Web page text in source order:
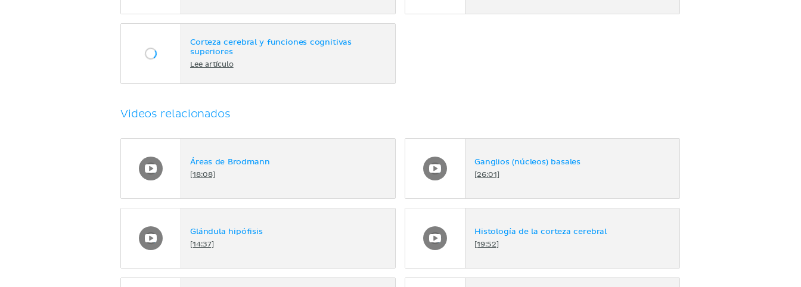
Corteza cerebral y funciones cognitivas
superiores
Lee artículo
Videos relacionados
Áreas de Brodmann
[18:08]
Ganglios (núcleos) basales
[26:01]
Glándula hipófisis
[14:37]
Histología de la corteza cerebral
[19:52]